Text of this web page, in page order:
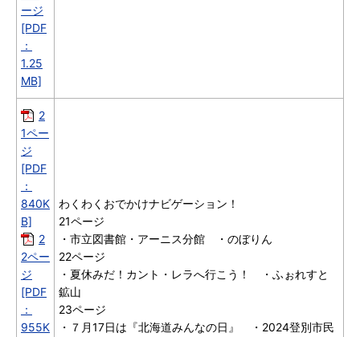
ージ
[PDF
：
1.25
MB]
2
1ペー
ジ
[PDF
：
840K
B]
2
2ペー
ジ
[PDF
：
955K
わくわくおでかけナビゲーション！
21ページ
・市立図書館・アーニス分館 ・のぼりん
22ページ
・夏休みだ！カント・レラへ行こう！ ・ふぉれすと
鉱山
23ページ
・７月17日は『北海道みんなの日』 ・2024登別市民